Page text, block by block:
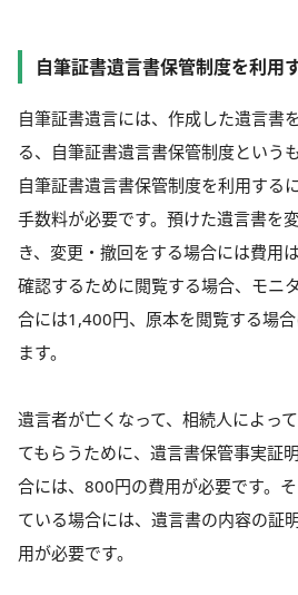
自筆証書遺言書保管制度を利用
自筆証書遺言には、作成した遺言書
る、自筆証書遺言書保管制度という
自筆証書遺言書保管制度を利用する
手数料が必要です。預けた遺言書を
き、変更・撤回をする場合には費用
確認するために閲覧する場合、モニ
合には1,400円、原本を閲覧する場
ます。
遺言者が亡くなって、相続人によっ
てもらうために、遺言書保管事実証
合には、800円の費用が必要です。
ている場合には、遺言書の内容の証
用が必要です。